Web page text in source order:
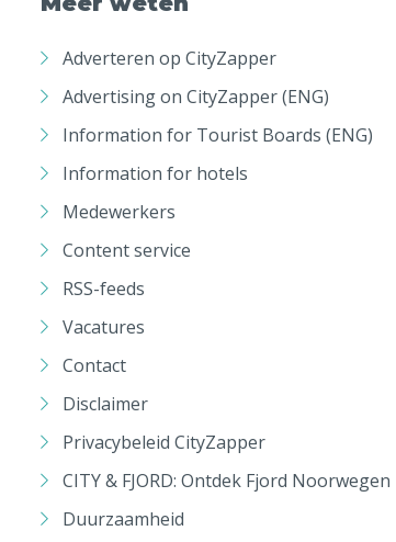
Adverteren op CityZapper
Advertising on CityZapper (ENG)
Information for Tourist Boards (ENG)
Information for hotels
Medewerkers
Content service
RSS-feeds
Vacatures
Contact
Disclaimer
Privacybeleid CityZapper
CITY & FJORD: Ontdek Fjord Noorwegen
Duurzaamheid